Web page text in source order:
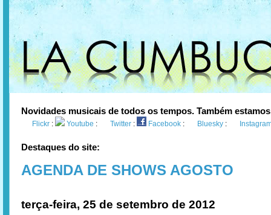
Novidades musicais de todos os tempos. Também
Flickr : Youtube : Twitter : Facebook : Bluesky :
Destaques do site:
AGENDA DE SHOWS AGOSTO
terça-feira, 25 de setembro de 2012